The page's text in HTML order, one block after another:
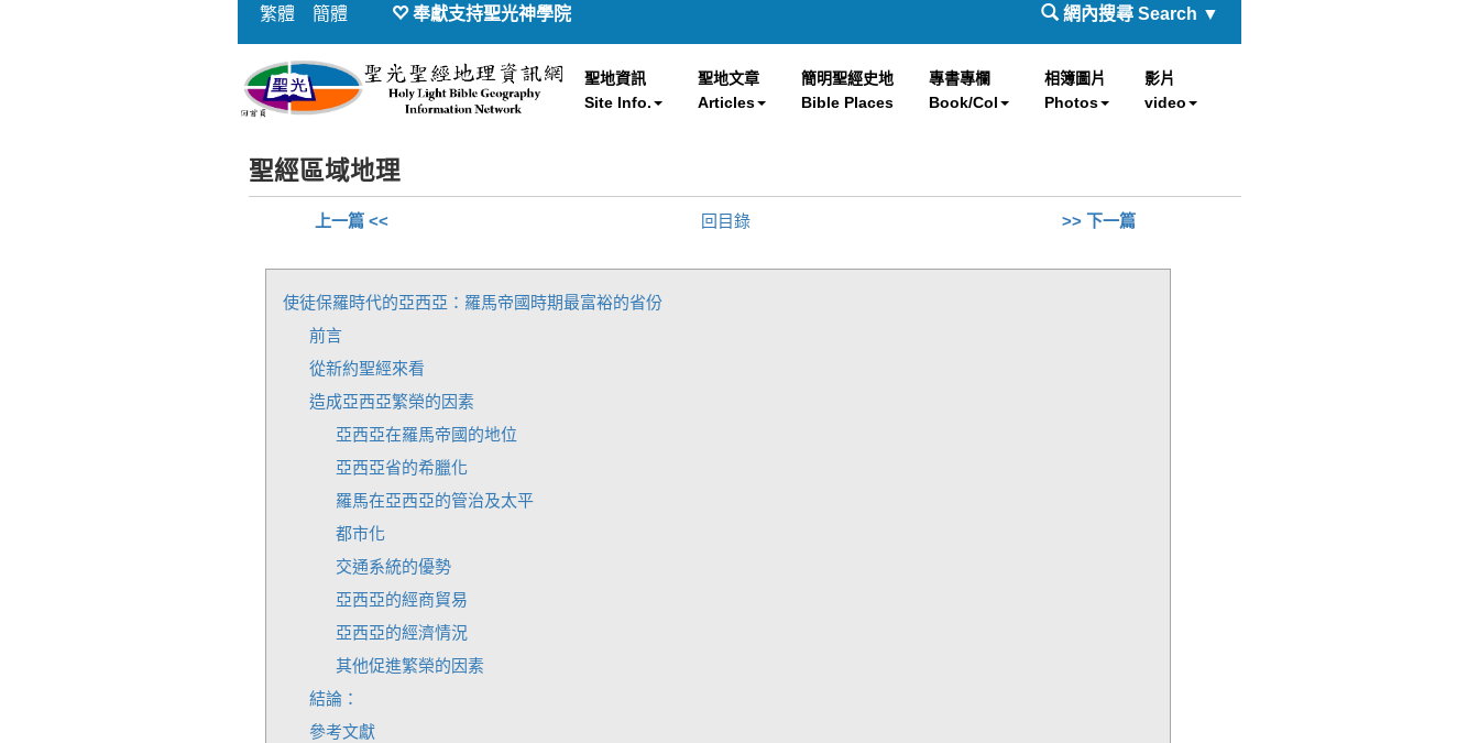
繁體 簡體 奉獻支持聖光神學院 網內搜尋 Search ▼
聖地資訊
Site Info.
聖地文章
Articles
簡明聖經史地
Bible Places
專書專欄
Book/Col
相簿圖片
Photos
影片
video
聖經區域地理
上一篇 << >> 下一篇
回目錄
使徒保羅時代的亞西亞：羅馬帝國時期最富裕的省份
前言
從新約聖經來看
造成亞西亞繁榮的因素
亞西亞在羅馬帝國的地位
亞西亞省的希臘化
羅馬在亞西亞的管治及太平
都市化
交通系統的優勢
亞西亞的經商貿易
亞西亞的經濟情況
其他促進繁榮的因素
結論：
參考文獻